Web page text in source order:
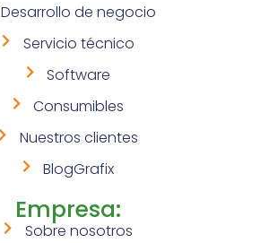
Desarrollo de negocio
Servicio técnico
Software
Consumibles
Nuestros clientes
BlogGrafix
Empresa:
Sobre nosotros